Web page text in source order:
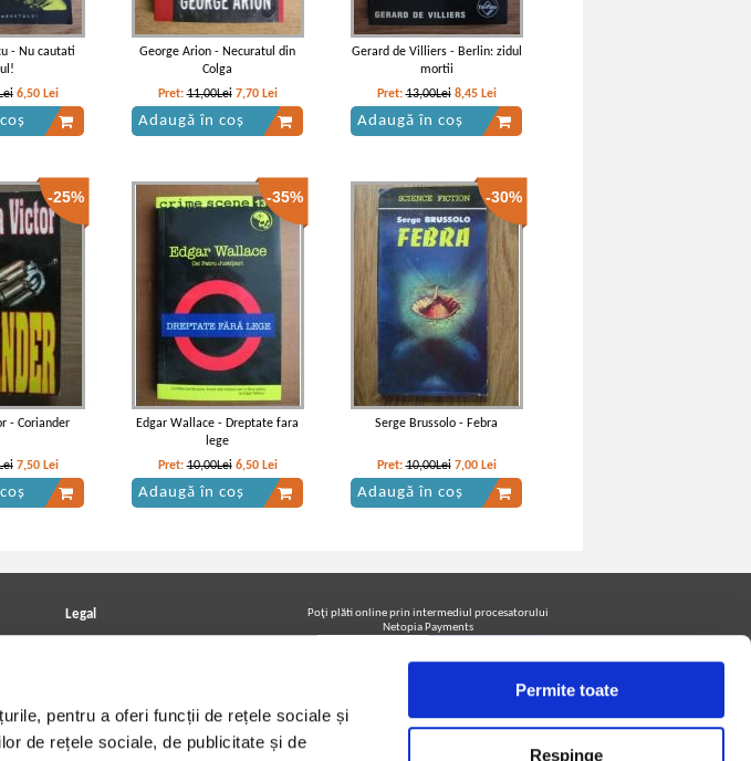
pentru a oferi funcții de rețele sociale și
de rețele sociale, de publicitate și de
Permite toate
Respinge
- Nu cautati
6,50 Lei
George Arion - Necuratul din
Colga
Pret:11,00Lei 7,70 Lei
Adaugă în coș
Gerard de Villiers - Berlin: zidul
mortii
Pret:13,00Lei 8,45 Lei
Adaugă în coș
-25%
- Coriander
7,50 Lei
-35%
Edgar Wallace - Dreptate fara
lege
Pret:10,00Lei 6,50 Lei
Adaugă în coș
-30%
Serge Brussolo - Febra
Pret:10,00Lei 7,00 Lei
Adaugă în coș
Legal
Utilizare cookie-uri
Poţi plăti online prin intermediul procesatorului
Netopia Payments
Urmăreşte-ne pe facebook pentru a fi la curent cu
promoţiile PrintreCarti.ro